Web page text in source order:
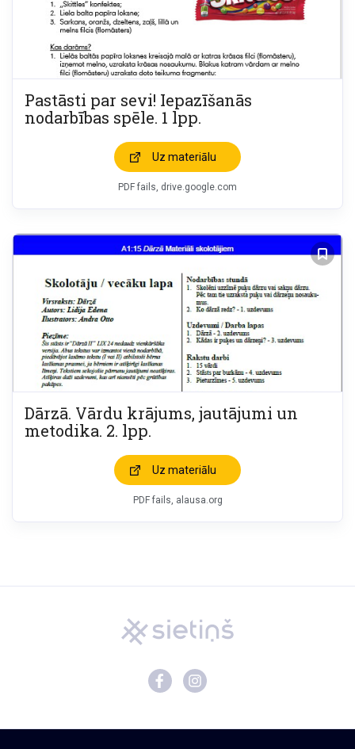
Pastāsti par sevi! Iepazīšanās
nodarbības spēle. 1 lpp.
Uz materiālu
PDF fails, drive.google.com
Dārzā. Vārdu krājums, jautājumi un
metodika. 2. lpp.
Uz materiālu
PDF fails, alausa.org